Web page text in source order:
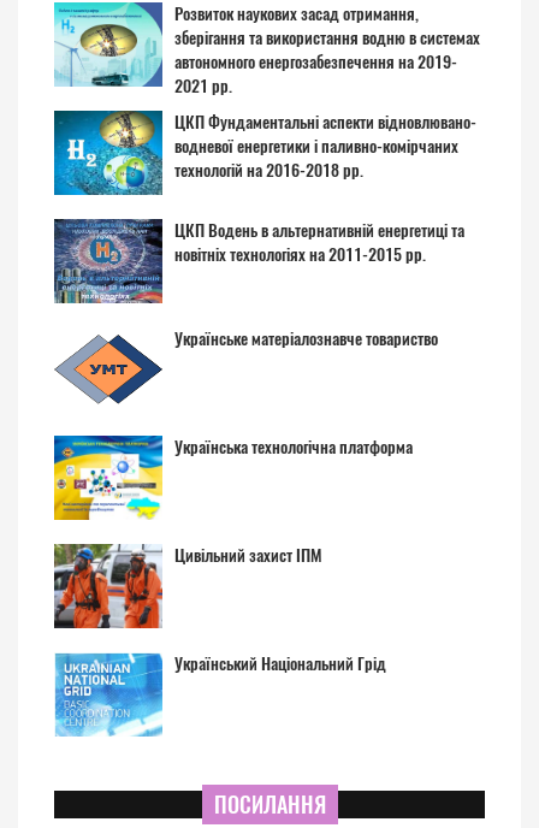
Розвиток наукових засад отримання,
зберігання та використання водню в системах
автономного енергозабезпечення на 2019-
2021 рр.
ЦКП Фундаментальні аспекти відновлювано-
водневої енергетики і паливно-комірчаних
технологій на 2016-2018 рр.
ЦКП Водень в альтернативній енергетиці та
новітніх технологіях на 2011-2015 рр.
Українське матеріалознавче товариство
Українська технологічна платформа
Цивільний захист ІПМ
Український Національний Грід
ПОСИЛАННЯ